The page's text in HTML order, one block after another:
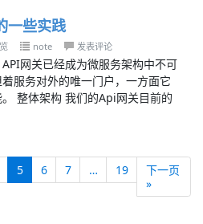
一些实践
note 发表评论
网关已经成为微服务架构中不可
服务对外的唯一门户，一方面它
整体架构 我们的Api网关目前的
5 6 7 … 19
下一页
»